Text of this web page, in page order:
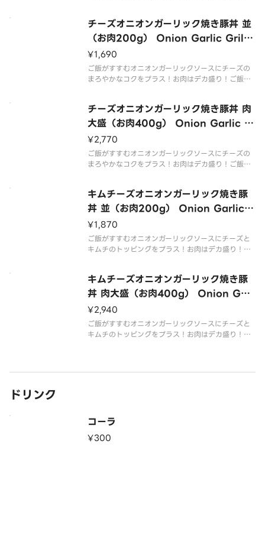
s spicy ＆ sour k
チーズオニオンガーリック焼き豚丼 並
（お肉200g） Onion Garlic Grille
d Pork Rice Bowl with Cheese
（M 200g Meat）
¥1,690
ご飯がすすむオニオンガーリックソースにチーズの
まろやかなコクをプラス！お肉はデカ盛り！ご飯も
s mellow ＆ ric
チーズオニオンガーリック焼き豚丼 肉
大盛（お肉400g） Onion Garlic G
rilled Pork Rice Bowl with Chees
e（L 400g Meat）
¥2,770
ご飯がすすむオニオンガーリックソースにチーズの
まろやかなコクをプラス！お肉はデカ盛り！ご飯も
s mellow ＆ ric
キムチーズオニオンガーリック焼き豚
丼 並（お肉200g） Onion Garlic
Grilled Pork Rice Bowl with Kim
chi ＆ Cheese（M 200g Meat）
¥1,870
ご飯がすすむオニオンガーリックソースにチーズと
キムチのトッピングをプラス！お肉はデカ盛り！ご
Onion garlic sauce that goes well with rice wit
h the strong
キムチーズオニオンガーリック焼き豚
丼 肉大盛（お肉400g） Onion Garl
ic Grilled Pork Rice Bowl with Ki
mchi ＆ Cheese（L 400g Meat）
¥2,940
ご飯がすすむオニオンガーリックソースにチーズと
キムチのトッピングをプラス！お肉はデカ盛り！ご
ドリンク
コーラ
¥300